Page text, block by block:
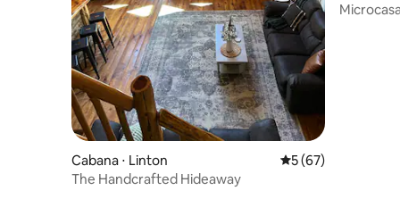
Cabana ⋅ Linton 5 de uma avaliação
5 (67)
The Handcrafted Hideaway